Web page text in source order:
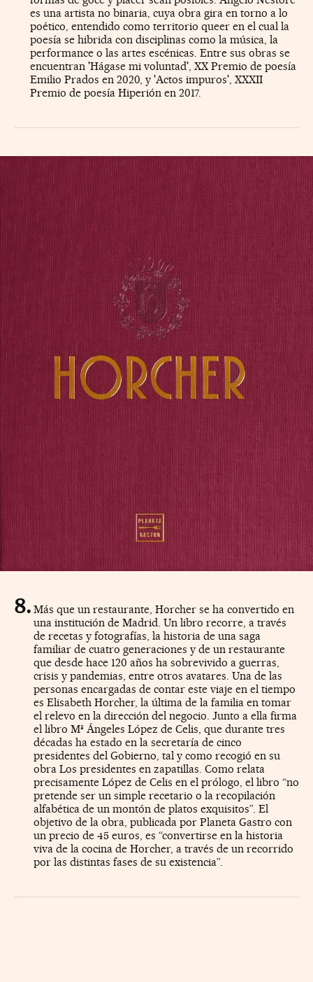
es una artista no binaria, cuya obra gira en torno a lo
poético, entendido como territorio queer en el cual la
poesía se hibrida con disciplinas como la música, la
performance o las artes escénicas. Entre sus obras se
encuentran 'Hágase mi voluntad', XX Premio de poesía
Emilio Prados en 2020, y 'Actos impuros', XXXII
Premio de poesía Hiperión en 2017.
Más que un restaurante, Horcher se ha convertido en
una institución de Madrid. Un libro recorre, a través
de recetas y fotografías, la historia de una saga
familiar de cuatro generaciones y de un restaurante
que desde hace 120 años ha sobrevivido a guerras,
crisis y pandemias, entre otros avatares. Una de las
personas encargadas de contar este viaje en el tiempo
es Elisabeth Horcher, la última de la familia en tomar
el relevo en la dirección del negocio. Junto a ella firma
el libro Mª Ángeles López de Celis, que durante tres
décadas ha estado en la secretaría de cinco
presidentes del Gobierno, tal y como recogió en su
obra Los presidentes en zapatillas. Como relata
precisamente López de Celis en el prólogo, el libro “no
pretende ser un simple recetario o la recopilación
alfabética de un montón de platos exquisitos”. El
objetivo de la obra, publicada por Planeta Gastro con
un precio de 45 euros, es “convertirse en la historia
viva de la cocina de Horcher, a través de un recorrido
por las distintas fases de su existencia”.